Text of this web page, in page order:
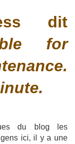
dit
for
du blog les
ici, il y a une